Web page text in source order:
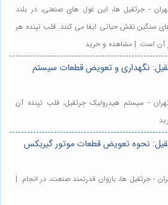
- جرثقیل ها، این غول های صنعتی، در بلند
سنگین نقش حیاتی ایفا می کنند. قلب تپنده هر
آن است. | مشاهده و خرید
نگهداری و تعویض قطعات سیستم
- سیستم هیدرولیک جرثقیل، قلب تپنده آن
نحوه تعویض قطعات موتور گیربکس
- جرثقیل ها، بازوان قدرتمند صنعت، در انجام. |